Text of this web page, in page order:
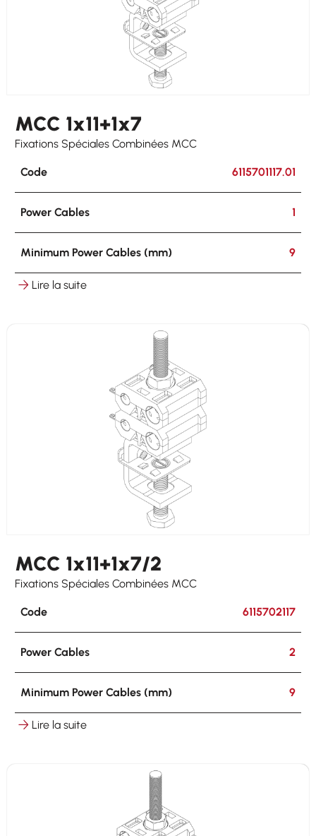
MCC 1x11+1x7
Fixations Spéciales Combinées MCC
Code 6115701117.01
Power Cables 1
Minimum Power Cables (mm) 9
Maximum Power Cables (mm)
on round ø 8-25 mm on flat 3-25 mm
Lire la suite
MCC 1x11+1x7/2
Fixations Spéciales Combinées MCC
Code 6115702117
Power Cables 2
Minimum Power Cables (mm) 9
Maximum Power Cables (mm)
on round ø 8-25 mm on flat 3-25 mm
Lire la suite